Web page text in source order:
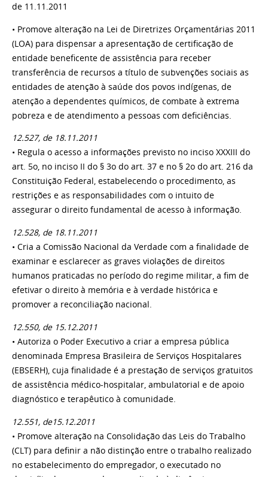
de 11.11.2011
• Promove alteração na Lei de Diretrizes Orçamentárias 2011
(LOA) para dispensar a apresentação de certificação de
entidade beneficente de assistência para receber
transferência de recursos a título de subvenções sociais as
entidades de atenção à saúde dos povos indígenas, de
atenção a dependentes químicos, de combate à extrema
pobreza e de atendimento a pessoas com deficiências.
12.527, de 18.11.2011
• Regula o acesso a informações previsto no inciso XXXIII do
art. 5o, no inciso II do § 3o do art. 37 e no § 2o do art. 216 da
Constituição Federal, estabelecendo o procedimento, as
restrições e as responsabilidades com o intuito de
assegurar o direito fundamental de acesso à informação.
12.528, de 18.11.2011
• Cria a Comissão Nacional da Verdade com a finalidade de
examinar e esclarecer as graves violações de direitos
humanos praticadas no período do regime militar, a fim de
efetivar o direito à memória e à verdade histórica e
promover a reconciliação nacional.
12.550, de 15.12.2011
• Autoriza o Poder Executivo a criar a empresa pública
denominada Empresa Brasileira de Serviços Hospitalares
(EBSERH), cuja finalidade é a prestação de serviços gratuitos
de assistência médico-hospitalar, ambulatorial e de apoio
diagnóstico e terapêutico à comunidade.
12.551, de15.12.2011
• Promove alteração na Consolidação das Leis do Trabalho
(CLT) para definir a não distinção entre o trabalho realizado
no estabelecimento do empregador, o executado no